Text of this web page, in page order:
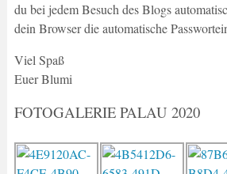
du bei jedem Besuch des Blogs
dein Browser die automatische
Viel Spaß
Euer Blumi
FOTOGALERIE PALAU 2020